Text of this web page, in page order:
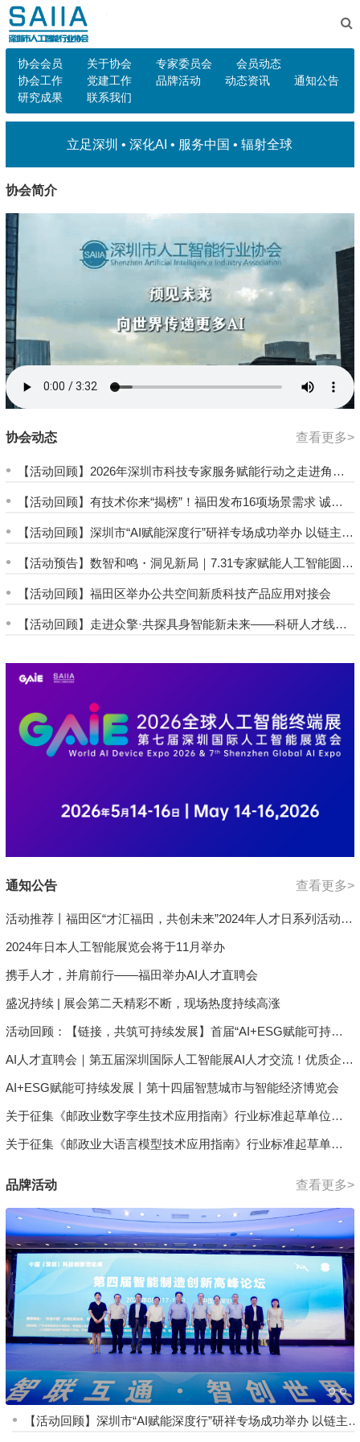
协会会员 关于协会 专家委员会
会员动态
协会工作
党建工作 品牌活动 动态资讯
通知公告
研究成果
联系我们
立足深圳 • 深化AI • 服务中国 • 辐射全球
协会简介
协会动态 查看更多>
•
【活动回顾】2026年深圳市科技专家服务赋能行动之走进角动
•
【活动回顾】有技术你来“揭榜”！福田发布16项场景需求 诚邀
•
【活动回顾】深圳市“AI赋能深度行”研祥专场成功举办 以链主场
•
【活动预告】数智和鸣・洞见新局｜7.31专家赋能人工智能圆桌
• 【活动回顾】福田区举办公共空间新质科技产品应用对接会
•
【活动回顾】走进众擎·共探具身智能新未来——科研人才线下
通知公告 查看更多>
活动推荐丨福田区“才汇福田，共创未来”2024年人才日系列活动之
“人工智能应用场景供需对接会​——智慧能源专场”即将开启
2024年日本人工智能展览会将于11月举办
携手人才，并肩前行——福田举办AI人才直聘会
盛况持续 | 展会第二天精彩不断，现场热度持续高涨
活动回顾：【链接，共筑可持续发展】首届“AI+ESG赋能可持续
发展”主题活动宁波圆满完成
AI人才直聘会｜第五届深圳国际人工智能展AI人才交流！优质企业
岗位，顶尖AI人才，都在这里！
AI+ESG赋能可持续发展丨第十四届智慧城市与智能经济博览会
关于征集《邮政业数字孪生技术应用指南》行业标准起草单位及
起草人的通知
关于征集《邮政业大语言模型技术应用指南》行业标准起草单位
品牌活动
查看更多>
•
【活动回顾】深圳市“AI赋能深度行”研祥专场成功举办 以链主场